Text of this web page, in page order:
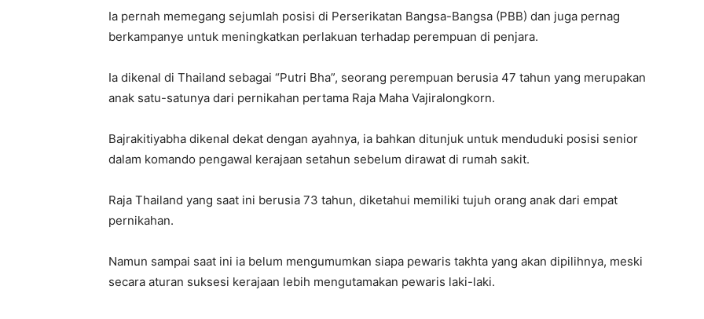
Ia pernah memegang sejumlah posisi di Perserikatan Bangsa-Bangsa (PBB) dan juga pernag
berkampanye untuk meningkatkan perlakuan terhadap perempuan di penjara.
Ia dikenal di Thailand sebagai “Putri Bha”, seorang perempuan berusia 47 tahun yang merupakan
anak satu-satunya dari pernikahan pertama Raja Maha Vajiralongkorn.
Bajrakitiyabha dikenal dekat dengan ayahnya, ia bahkan ditunjuk untuk menduduki posisi senior
dalam komando pengawal kerajaan setahun sebelum dirawat di rumah sakit.
Raja Thailand yang saat ini berusia 73 tahun, diketahui memiliki tujuh orang anak dari empat
pernikahan.
Namun sampai saat ini ia belum mengumumkan siapa pewaris takhta yang akan dipilihnya, meski
secara aturan suksesi kerajaan lebih mengutamakan pewaris laki-laki.